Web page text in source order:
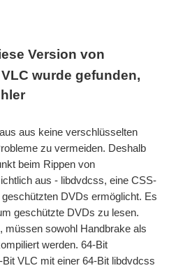
Version von
wurde gefunden,
aus keine verschlüsselten
zu vermeiden. Deshalb
beim Rippen von
aus - libdvdcss, eine CSS-
DVDs ermöglicht. Es
geschützte DVDs zu lesen.
müssen sowohl Handbrake als
werden. 64-Bit
VLC mit einer 64-Bit libdvdcss